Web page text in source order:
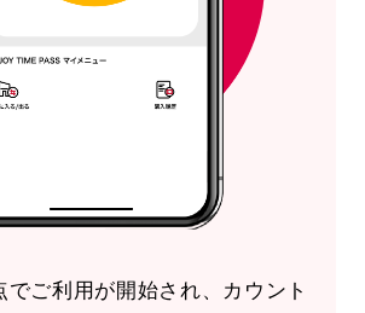
でご利用が開始され、カウント